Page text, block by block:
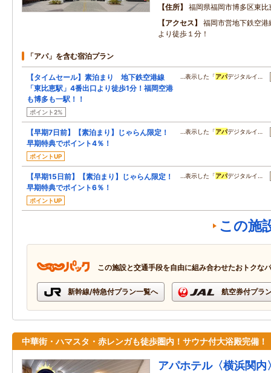
住所
福岡県福岡市博多区東
アクセス
福岡市営地下鉄空
より徒歩１分！
「アパ」を含む宿泊プラン
【タイムセール】素泊まり 地下鉄空港線
「東比恵駅」4番出口より徒歩1分！福岡空港
も博多も一駅！！
ポイント2%
…表示した「アパデジタルイ…
【早期7日前】【素泊まり】じゃらん限定！
早期特典でポイント4％！
ポイントUP
…表示した「アパデジタルイ…
【早期15日前】【素泊まり】じゃらん限定！
早期特典でポイント6％！
ポイントUP
…表示した「アパデジタルイ…
この施
この施設と交通手段を自由に組み合わせたおトクな
新幹線/特急付プラン一覧へ 航空券付プラ
中華街・ハマスタ・赤レンガも徒歩圏内！サウナ付大浴殿完備！
アパホテル〈横浜関内